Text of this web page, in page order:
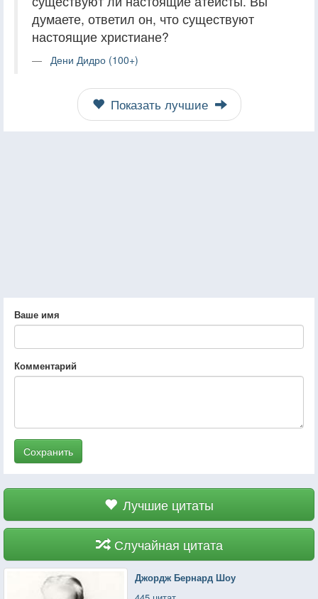
думаете, ответил он, что существуют
настоящие христиане?
Дени Дидро (100+)
Показать лучшие
Ваше имя
Комментарий
Сохранить
Лучшие цитаты
Случайная цитата
Джордж Бернард Шоу